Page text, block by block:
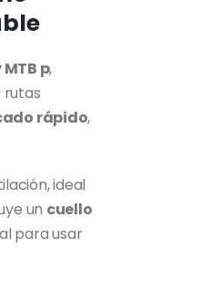
p,
rutas
rápido,
ideal
un cuello
para usar